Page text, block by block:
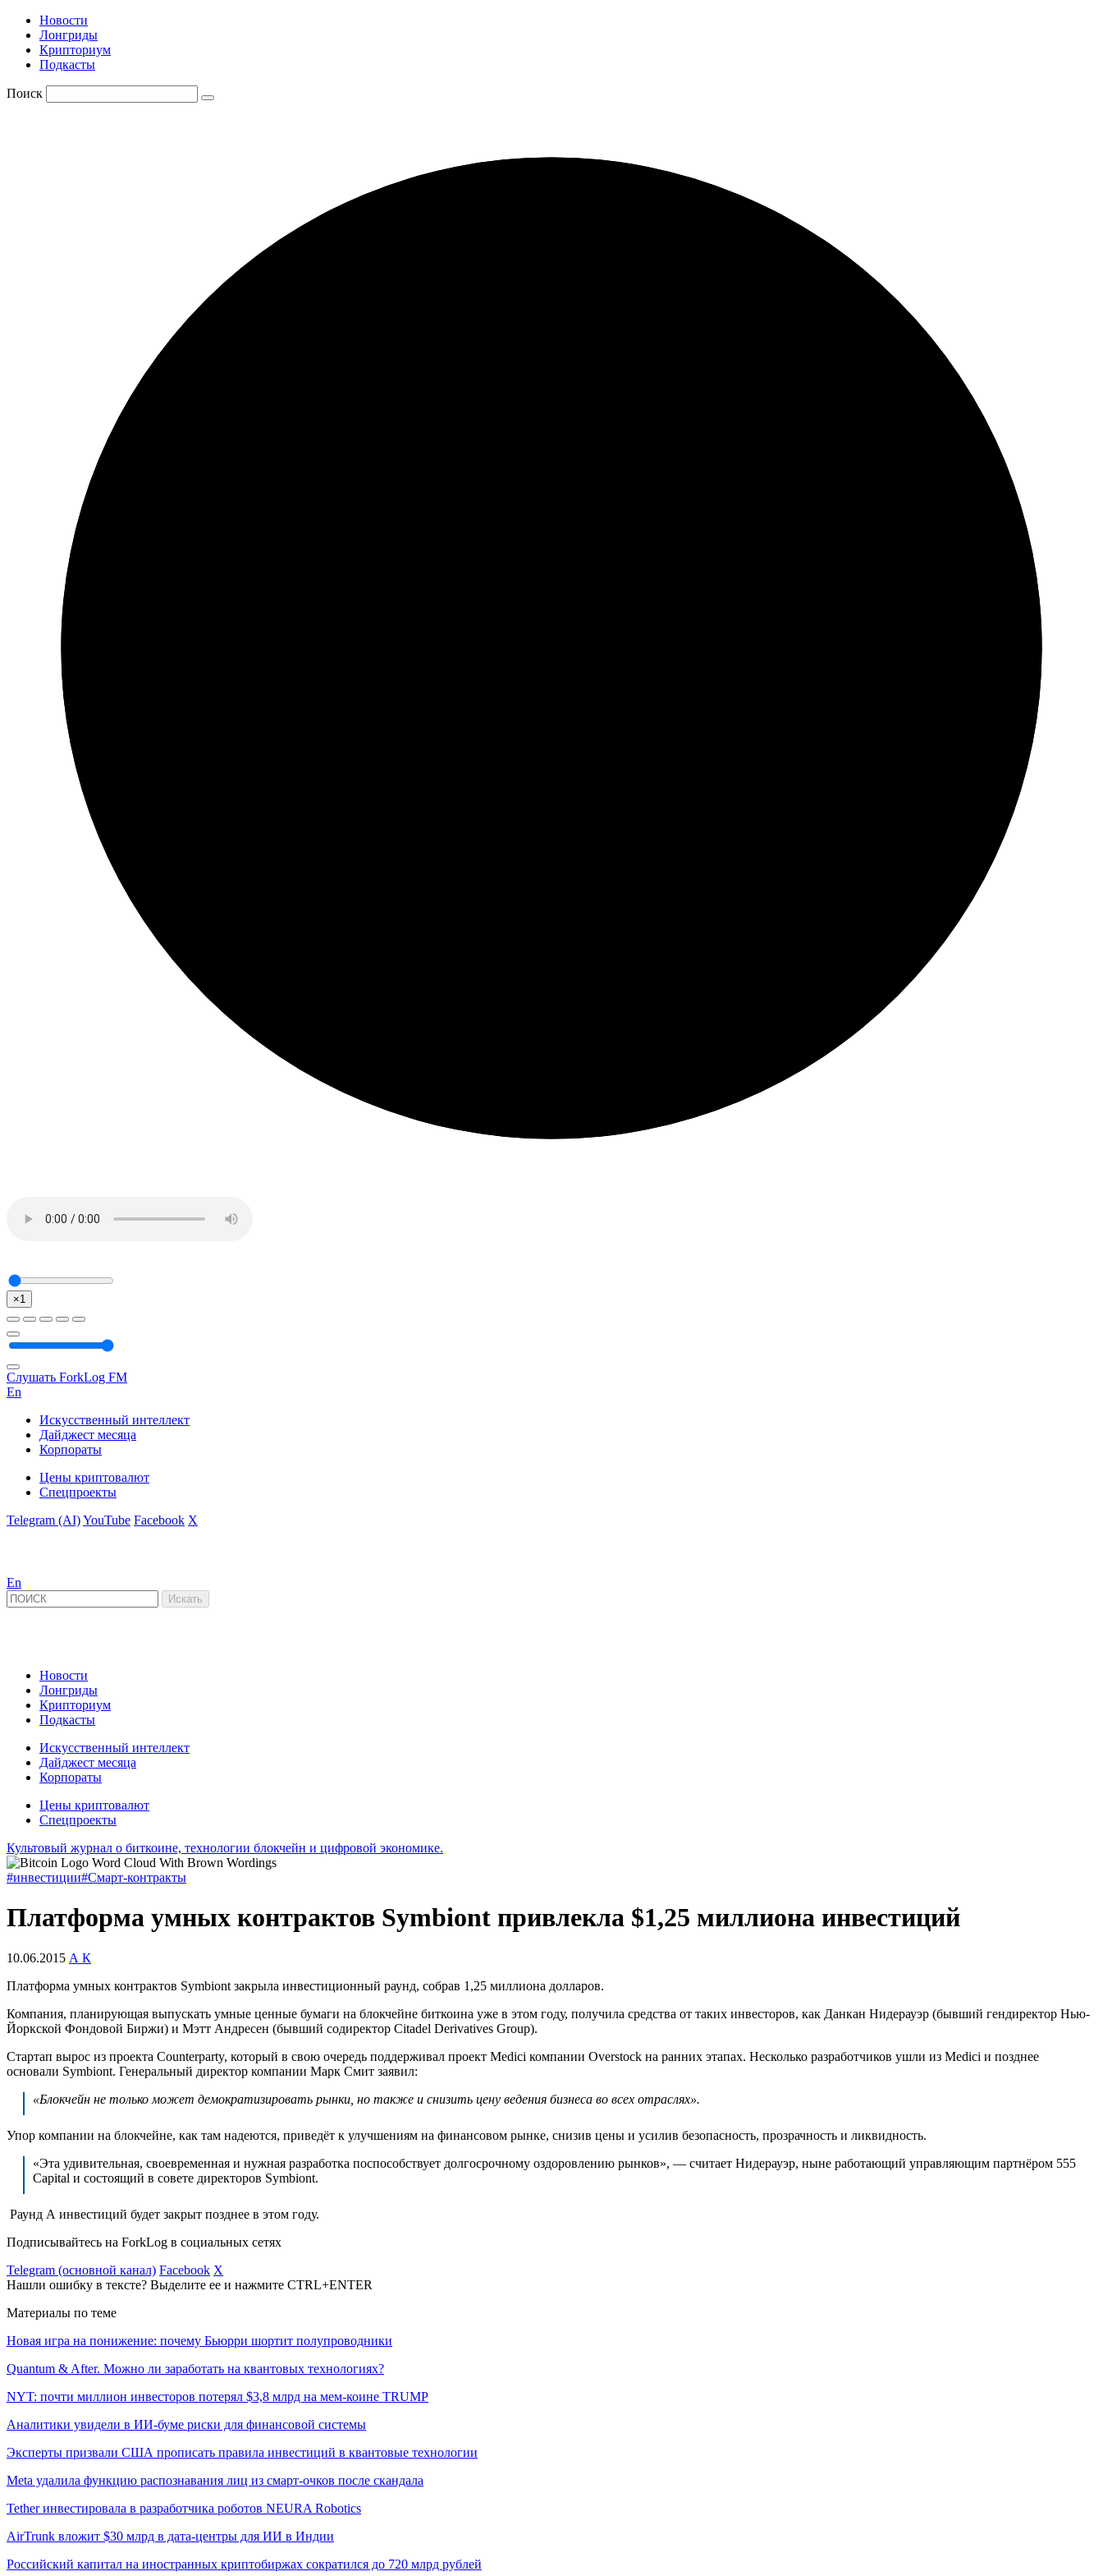
Новости
Лонгриды
Крипториум
Подкасты
Поиск
×1
Слушать ForkLog FM
En
Искусственный интеллект
Дайджест месяца
Корпораты
Цены криптовалют
Спецпроекты
Telegram (AI)YouTube Facebook X
En
Новости
Лонгриды
Крипториум
Подкасты
Искусственный интеллект
Дайджест месяца
Корпораты
Цены криптовалют
Спецпроекты
Культовый журнал о биткоине, технологии блокчейн и цифровой экономике.
#инвестиции#Смарт-контракты
Платформа умных контрактов Symbiont привлекла $1,25 миллиона инвестиций
10.06.2015 А К
Платформа умных контрактов Symbiont закрыла инвестиционный раунд, собрав 1,25 миллиона долларов.
Компания, планирующая выпускать умные ценные бумаги на блокчейне биткоина уже в этом году, получила средства от таких инвесторов, как Данкан Нидерауэр (бывший гендиректор Нью-
Йоркской Фондовой Биржи) и Мэтт Андресен (бывший содиректор Citadel Derivatives Group).
Стартап вырос из проекта Counterparty, который в свою очередь поддерживал проект Medici компании Overstock на ранних этапах. Несколько разработчиков ушли из Medici и позднее
основали Symbiont. Генеральный директор компании Марк Смит заявил:
«Блокчейн не только может демократизировать рынки, но также и снизить цену ведения бизнеса во всех отраслях».
Упор компании на блокчейне, как там надеются, приведёт к улучшениям на финансовом рынке, снизив цены и усилив безопасность, прозрачность и ликвидность.
«Эта удивительная, своевременная и нужная разработка поспособствует долгосрочному оздоровлению рынков», — считает Нидерауэр, ныне работающий управляющим партнёром 555
Capital и состоящий в совете директоров Symbiont.
Раунд А инвестиций будет закрыт позднее в этом году.
Подписывайтесь на ForkLog в социальных сетях
Telegram (основной канал) Facebook X
Нашли ошибку в тексте? Выделите ее и нажмите CTRL+ENTER
Материалы по теме
Новая игра на понижение: почему Бьюрри шортит полупроводники
Quantum & After. Можно ли заработать на квантовых технологиях?
NYT: почти миллион инвесторов потерял $3,8 млрд на мем-коине TRUMP
Аналитики увидели в ИИ-буме риски для финансовой системы
Эксперты призвали США прописать правила инвестиций в квантовые технологии
Meta удалила функцию распознавания лиц из смарт-очков после скандала
Tether инвестировала в разработчика роботов NEURA Robotics
AirTrunk вложит $30 млрд в дата-центры для ИИ в Индии
Российский капитал на иностранных криптобиржах сократился до 720 млрд рублей